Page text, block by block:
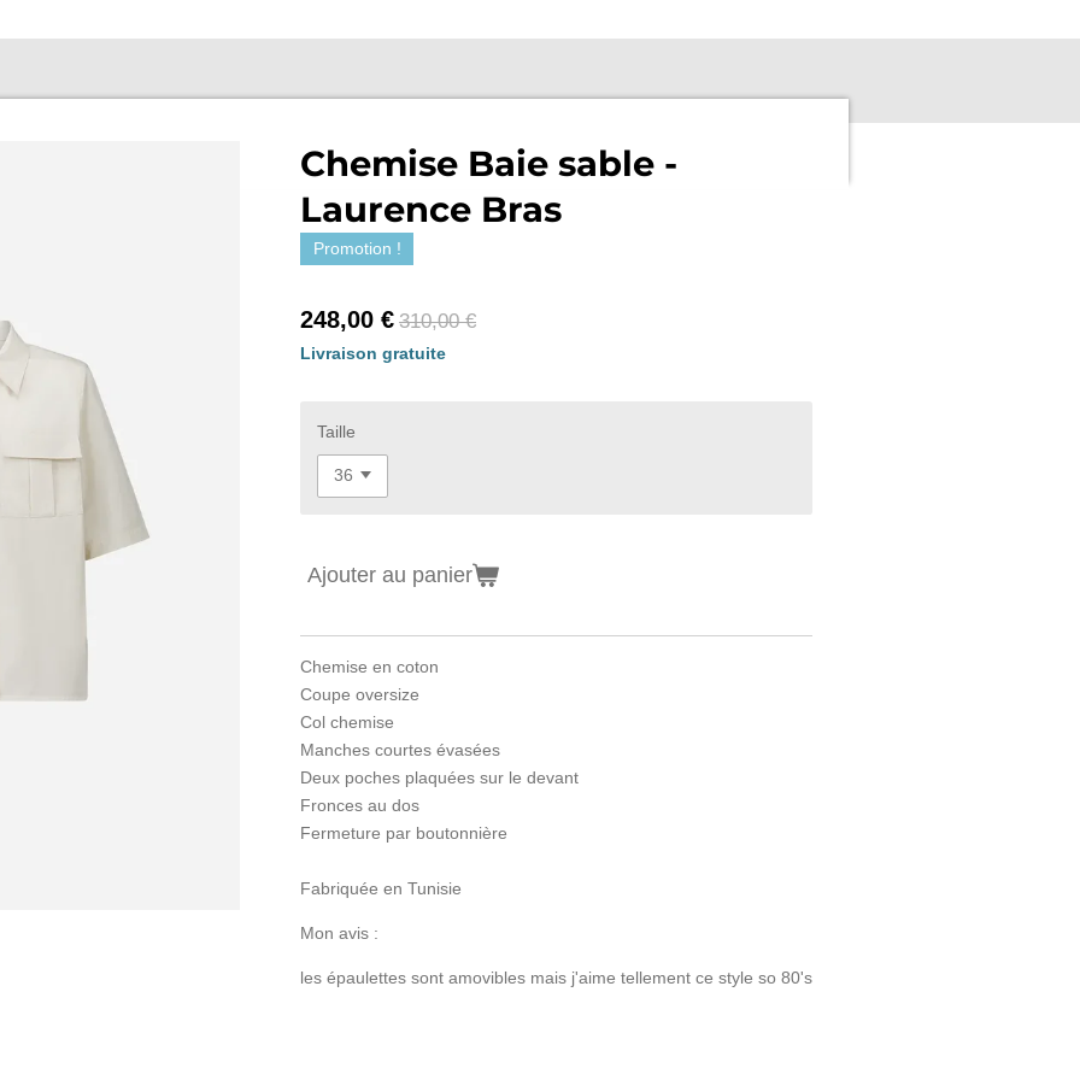
Chemise Baie sable -
Laurence Bras
Promotion !
248,00 € 310,00 €
Livraison gratuite
Taille
Ajouter au panier
Chemise en coton
Coupe oversize
Col chemise
Manches courtes évasées
Deux poches plaquées sur le devant
Fronces au dos
Fermeture par boutonnière
Fabriquée en Tunisie
Mon avis :
les épaulettes sont amovibles mais j'aime tellement ce style so 80's